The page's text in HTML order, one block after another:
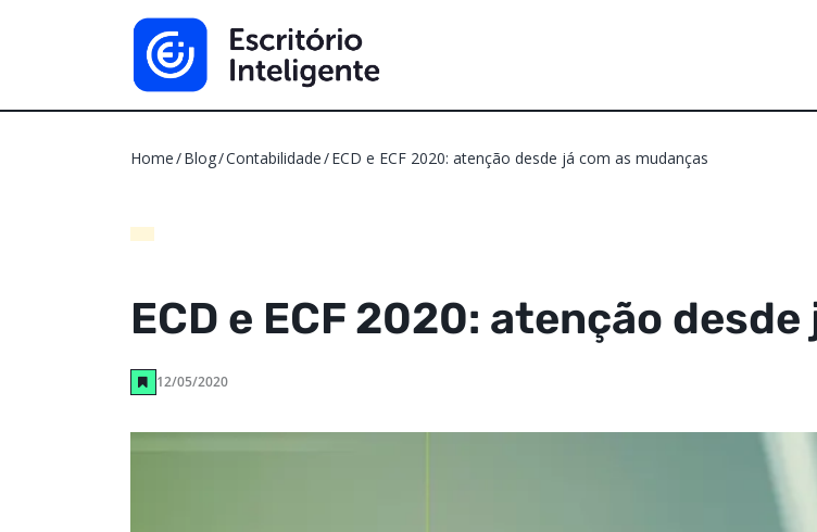
Home Blog Contabilidade ECD e ECF 2020: atenção desde já com as mudanças
ECD e ECF 2020: atenção
12/05/2020